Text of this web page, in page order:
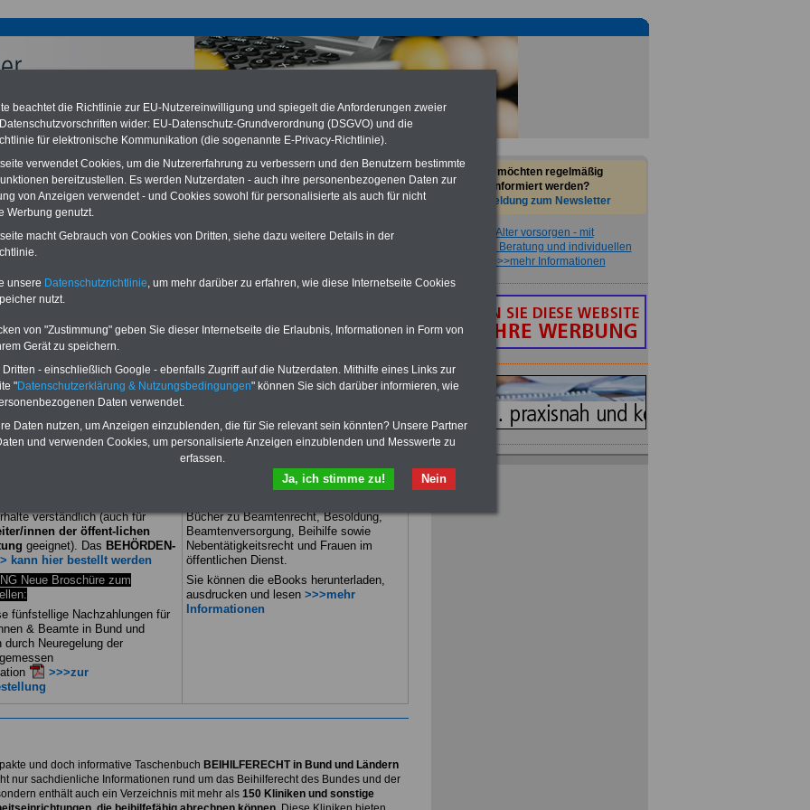
für Beamte auch im Ruhestand (zu geringe Alimentation)
hat die Berliner Landesbesoldung für verfassungs-
(Berlin muss bisMärz 2027 eine Neuregelung der Besoldung
Auch beim Bund (Beamte & Ruhestandsbeamte) gibt es teilweise
(Medienberichten zufolge liegt diese für
mind. 3.000 und 13.000 Euro, Der INFO-SERVICE gibt hierzu eine
heraus, die unmittelbar nach dem Beschluss des Gesetzentwurfs der
.
und Sanatorien für Beschäftigte des öffentlichen
Euro: Wissenswertes für
und Beamte, Beamten-
verständlich (auch für
innen der öffent-lichen
geeignet). Das BEHÖRDEN-
kann hier bestellt werden
Neue Broschüre zum
fünfstellige Nachzahlungen für
& Beamte in Bund und
durch Neuregelung der
>>>zur
wichtigsten Themen für Beamte und
dem Öffentlichen Dienst
Für nur 15 Euro im Jahr können Sie mehr
als zehn Taschenbücher als eBook
herunterladen, u.a. daseBook
Bücher zu Beamtenrecht, Besoldung,
Beamtenversorgung, Beihilfe sowie
Nebentätigkeitsrecht und Frauen im
öffentlichen Dienst.
Sie können die eBooks herunterladen,
ausdrucken und lesen >>>mehr
Informationen
und doch informative Taschenbuch BEIHILFERECHT in Bund und Ländern
nur sachdienliche Informationen rund um das Beihilferecht des Bundes und der
enthält auch ein Verzeichnis mit mehr als 150 Kliniken und sonstige
Sie möchten regelmäßig
informiert werden?
Anmeldung zum Newsletter
Jetzt für das Alter vorsorgen - mit
kompetenter Beratung und individuellen
Konzepten >>>mehr Informationen
informieren Sie über die Rechtslage...
Unser Angebot - Ihr Vorteil
beachtet die Richtlinie zur EU-Nutzereinwilligung und spiegelt die Anforderungen zweier
wider: EU-Datenschutz-Grundverordnung (DSGVO) und die
für elektronische Kommunikation (die sogenannte E-Privacy-Richtlinie).
verwendet Cookies, um die Nutzererfahrung zu verbessern und den Benutzern bestimmte
bereitzustellen. Es werden Nutzerdaten - auch ihre personenbezogenen Daten zur
von Anzeigen verwendet - und Cookies sowohl für personalisierte als auch für nicht
Werbung genutzt.
macht Gebrauch von Cookies von Dritten, siehe dazu weitere Details in der
unsere Datenschutzrichtlinie, um mehr darüber zu erfahren, wie diese Internetseite Cookies
nutzt.
von "Zustimmung" geben Sie dieser Internetseite die Erlaubnis, Informationen in Form von
Gerät zu speichern.
- einschließlich Google - ebenfalls Zugriff auf die Nutzerdaten. Mithilfe eines Links zur
"Datenschutzerklärung & Nutzungsbedingungen" können Sie sich darüber informieren, wie
Daten verwendet.
Daten nutzen, um Anzeigen einzublenden, die für Sie relevant sein könnten? Unsere Partner
und verwenden Cookies, um personalisierte Anzeigen einzublenden und Messwerte zu
erfassen.
Nein
Ja, ich stimme zu!